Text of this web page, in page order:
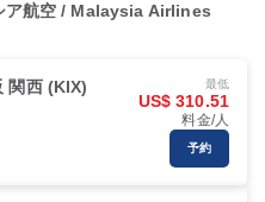
航空 / Malaysia Airlines
関西 (KIX) 最低
US$ 310.51
料金/人
予約